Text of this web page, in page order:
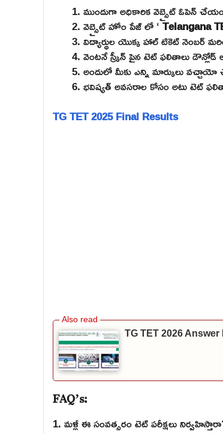
ముందుగా అధికారిక వెబ్సైట్ ఓపెన్
వెబ్సైట్ హోం పేజ్ లో ‘Telangana
విద్యార్థుల యొక్క హాల్ టికెట్ నెంబర్
వెంటనే స్క్రీన్ పైన టెట్ ఫలితాలు
అందులో మీకు ఎన్ని మార్కులు వచ్చాయో
భవిష్యత్ అవసరాల కోసం అటు టెట్
TG TET 2025 Final Results
TG TET 2026
FAQ’s:
1. మళ్లీ ఈ సంవత్సరం టెట్ పరీక్షలు